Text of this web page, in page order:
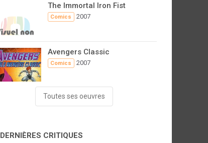
The Immortal Iron Fist
Comics 2007
Avengers Classic
Comics 2007
Toutes ses oeuvres
DERNIÈRES CRITIQUES